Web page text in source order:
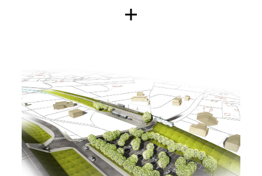
DE L'ETOILE
MAÎTRISE D'OEUVRE
STOA, EURECA, SITÉTUDES
SURFACE
1 330 ML
COÛT
20 500 € HT